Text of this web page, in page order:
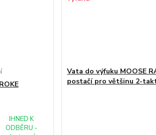
IHNED K
ODBĚRU -
Vata do výfuku MOOSE
postačí pro většinu 2-